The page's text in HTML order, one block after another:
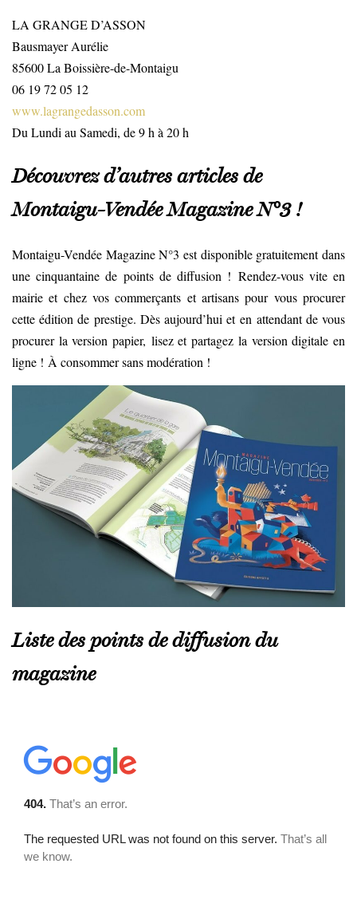
LA GRANGE D’ASSON
Bausmayer Aurélie
85600 La Boissière-de-Montaigu
06 19 72 05 12
www.lagrangedasson.com
Du Lundi au Samedi, de 9 h à 20 h
Découvrez d’autres articles de
Montaigu-Vendée Magazine N°3 !
Montaigu-Vendée Magazine N°3 est disponible gratuitement dans
une cinquantaine de points de diffusion ! Rendez-vous vite en
mairie et chez vos commerçants et artisans pour vous procurer
cette édition de prestige. Dès aujourd’hui et en attendant de vous
procurer la version papier, lisez et partagez la version digitale en
ligne ! À consommer sans modération !
Liste des points de diffusion du
magazine